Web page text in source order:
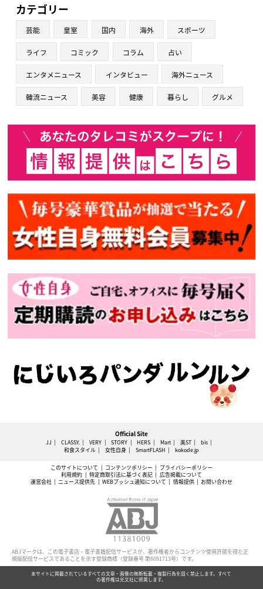
カテゴリー
芸能 皇室 国内 海外 スポーツ
ライフ コミック コラム 占い
エンタメニュース インタビュー 海外ニュース
韓流ニュース 美容 健康 暮らし グルメ
Official Site
JJ CLASSY. VERY STORY HERS Mart 美ST
bis
和食スタイル
女性自身 SmartFLASH kokode.jp
このサイトについて コンテンツポリシー
プライバシーポリシー
利用規約
特定商取引法に基づく表記
広告掲載について
運営会社
ニュース提供先 WEBプッシュ通知について 情報提供 お問い合わせ
ABJマークは、この電子書店・電子書籍配信サービスが、著作権者からコンテンツ使用許諾を得た正
規版配信サービスであることを示す登録商標（登録番号 第6091713号）です。
本サイトに掲載されているすべての文章・画像の無断転載・複製行為を固く禁止します。すべて
の著作権は光文社に帰属します。